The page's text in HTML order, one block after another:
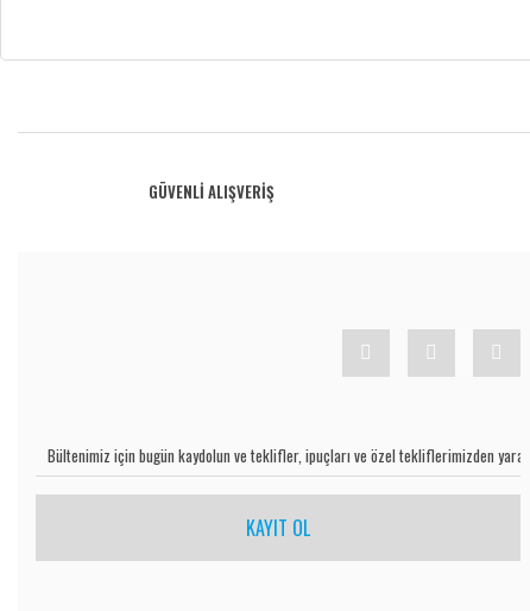
Görüş ve önerileriniz için teşekkür ederiz.
Ürün resmi kalitesiz, bozuk veya görüntülenemiyor.
GÜVENLİ ALIŞVERİŞ
KAYIT OL